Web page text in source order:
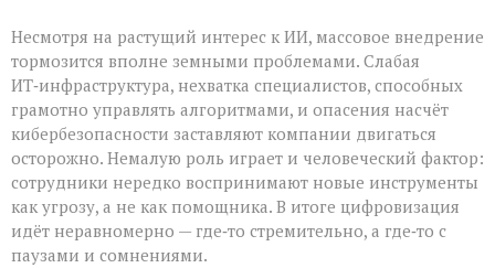
Несмотря на растущий интерес к ИИ, массовое внедрение
тормозится вполне земными проблемами. Слабая
ИТ‑инфраструктура, нехватка специалистов, способных
грамотно управлять алгоритмами, и опасения насчёт
кибербезопасности заставляют компании двигаться
осторожно. Немалую роль играет и человеческий фактор:
сотрудники нередко воспринимают новые инструменты
как угрозу, а не как помощника. В итоге цифровизация
идёт неравномерно — где‑то стремительно, а где‑то с
паузами и сомнениями.